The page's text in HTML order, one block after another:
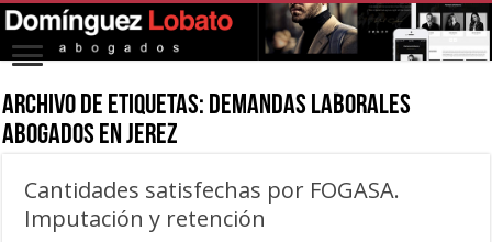
Archivo de Etiquetas: demandas laborales
abogados en jerez
Cantidades satisfechas por FOGASA.
Imputación y retención